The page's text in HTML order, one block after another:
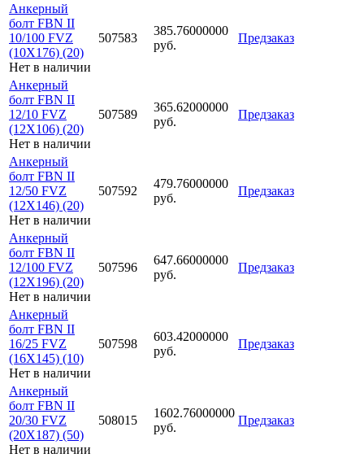
Анкерный
болт FBN II
10/100 FVZ
(10X176) (20)
Нет в наличии
507583
385.76000000
руб.
Предзаказ
Анкерный
болт FBN II
12/10 FVZ
(12X106) (20)
Нет в наличии
507589
365.62000000
руб.
Предзаказ
Анкерный
болт FBN II
12/50 FVZ
(12X146) (20)
Нет в наличии
507592
479.76000000
руб.
Предзаказ
Анкерный
болт FBN II
12/100 FVZ
(12X196) (20)
Нет в наличии
507596
647.66000000
руб.
Предзаказ
Анкерный
болт FBN II
16/25 FVZ
(16X145) (10)
Нет в наличии
507598
603.42000000
руб.
Предзаказ
Анкерный
болт FBN II
20/30 FVZ
(20X187) (50)
Нет в наличии
508015
1602.76000000
руб.
Предзаказ